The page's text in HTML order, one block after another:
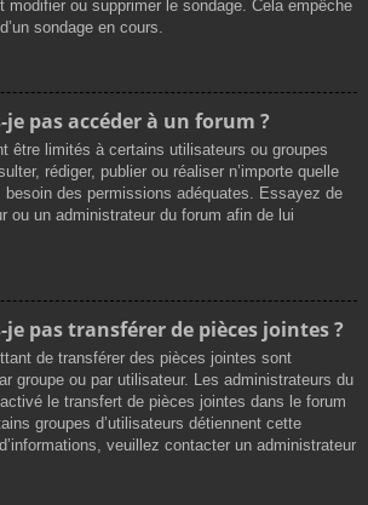
modifier ou supprimer le sondage. Cela empêche
sondage en cours.
pas accéder à un forum ?
être limités à certains utilisateurs ou groupes
rédiger, publier ou réaliser n’importe quelle
des permissions adéquates. Essayez de
ou un administrateur du forum afin de lui
pas transférer de pièces jointes ?
de transférer des pièces jointes sont
groupe ou par utilisateur. Les administrateurs du
le transfert de pièces jointes dans le forum
groupes d’utilisateurs détiennent cette
veuillez contacter un administrateur